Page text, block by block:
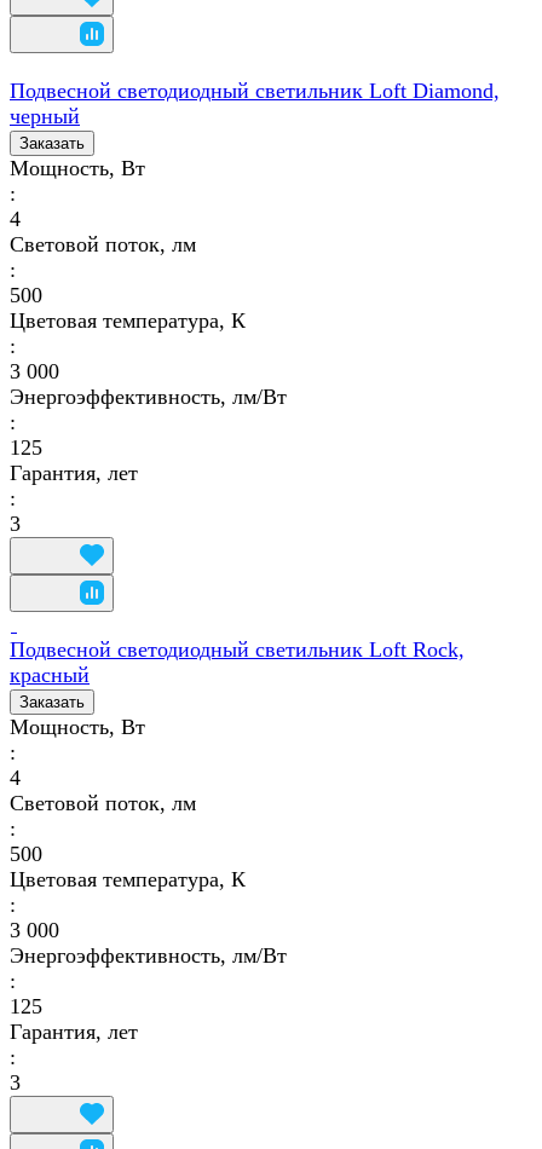
Подвесной светодиодный светильник Loft Diamond,
черный
Заказать
Мощность, Вт
:
4
Световой поток, лм
:
500
Цветовая температура, К
:
3 000
Энергоэффективность, лм/Вт
:
125
Гарантия, лет
:
3
Подвесной светодиодный светильник Loft Rock,
красный
Заказать
Мощность, Вт
:
4
Световой поток, лм
:
500
Цветовая температура, К
:
3 000
Энергоэффективность, лм/Вт
:
125
Гарантия, лет
:
3